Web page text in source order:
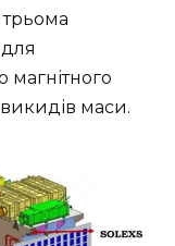
магнітного
маси.